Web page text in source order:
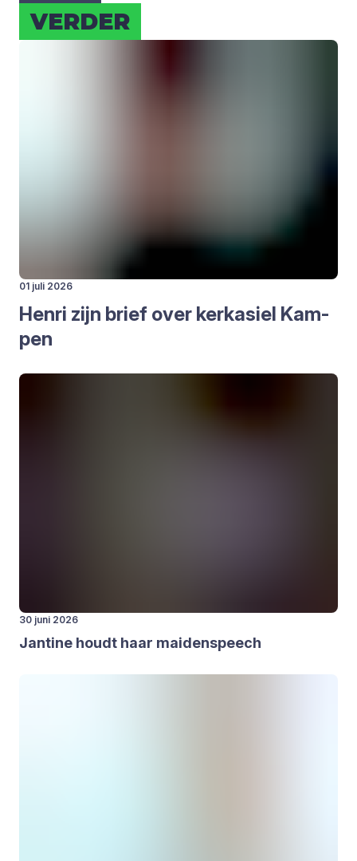
VER­DER
01 juli 2026
Hen­ri zijn brief over kerk­asiel Kam­
pen
30 juni 2026
Jan­ti­ne houdt haar mai­den­speech